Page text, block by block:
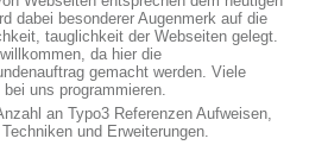
dabei besonderer Augenmerk auf die
tauglichkeit der Webseiten gelegt.
da hier die
gemacht werden. Viele
uns programmieren.
an Typo3 Referenzen Aufweisen,
und Erweiterungen.